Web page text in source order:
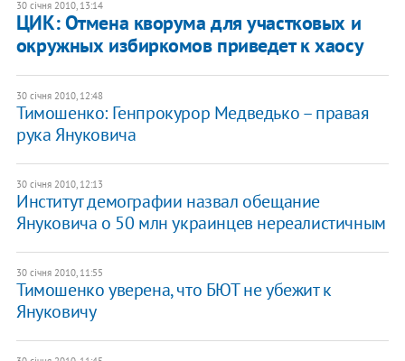
30 січня 2010, 13:14
ЦИК: Отмена кворума для участковых и
окружных избиркомов приведет к хаосу
30 січня 2010, 12:48
Тимошенко: Генпрокурор Медведько – правая
рука Януковича
30 січня 2010, 12:13
Институт демографии назвал обещание
Януковича о 50 млн украинцев нереалистичным
30 січня 2010, 11:55
Тимошенко уверена, что БЮТ не убежит к
Януковичу